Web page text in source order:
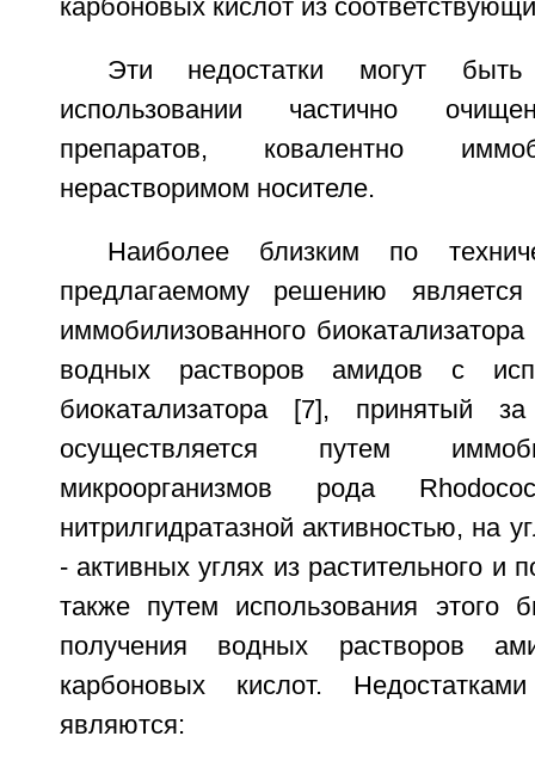
карбоновых кислот из
Эти недостатки могут
использовании частично
препаратов, ковалентно
нерастворимом носителе.
Наиболее близким по
предлагаемому решению
иммобилизованного
водных растворов амидов с
биокатализатора [7], принятый
осуществляется путем
микроорганизмов рода
нитрилгидратазной активностью, на
- активных углях из растительного и
также путем использования этого
получения водных растворов
карбоновых кислот.
являются: